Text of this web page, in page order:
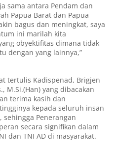
sama antara Pendam dan
Papua Barat dan Papua
bagus dan meningkat, saya
ini marilah kita
obyektifitas dimana tidak
dengan yang lainnya,”
tertulis Kadispenad, Brigjen
M.Si.(Han) yang dibacakan
terima kasih dan
kepada seluruh insan
sehingga Penerangan
secara signifikan dalam
dan TNI AD di masyarakat.